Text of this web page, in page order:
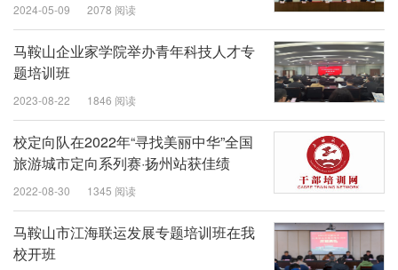
2024-05-09 2078 阅读
马鞍山企业家学院举办青年科技人才专
题培训班
2023-08-22 1846 阅读
校定向队在2022年“寻找美丽中华”全国
旅游城市定向系列赛·扬州站获佳绩
2022-08-30 1345 阅读
马鞍山市江海联运发展专题培训班在我
校开班